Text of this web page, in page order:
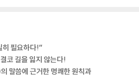
히 필요하다!”
코 길을 잃지 않는다!
말씀에 근거한 명쾌한 원칙과